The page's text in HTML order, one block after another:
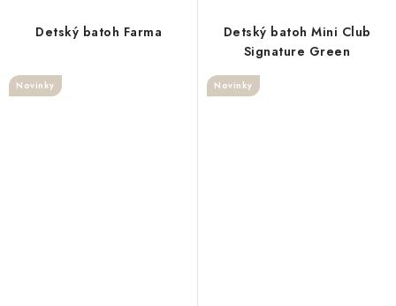
Detský batoh Farma
Novinky
Detský batoh Mini Club
Signature Green
Novinky